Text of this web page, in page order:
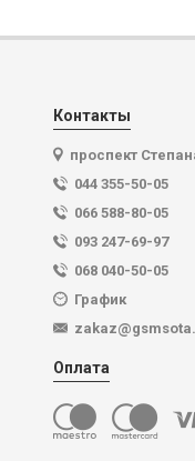
Контакты
проспект
044 355-50-05
066 588-80-05
093 247-69-97
068 040-50-05
График
Оплата